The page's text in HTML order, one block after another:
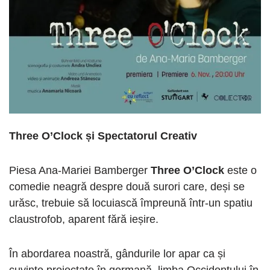
Three O’Clock și Spectatorul Creativ
Piesa Ana-Mariei Bamberger Three O’Clock este o
comedie neagră despre două surori care, deși se
urăsc, trebuie să locuiască împreună într-un spatiu
claustrofob, aparent fără ieșire.
În abordarea noastră, gândurile lor apar ca și